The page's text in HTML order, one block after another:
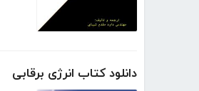
دانلود کتاب انرژی برقابی